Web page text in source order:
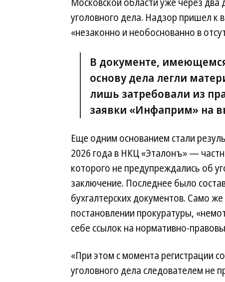
уголовного дела. Надзор пришел к
«незаконно и необоснованно в
В документе,
основу дела легли
лишь затребовали из
заявки «Инфаприм» на
Еще одним основанием стали
2026 года в НКЦ «Эталонъ» —
которого не предупреждались об
заключение. Последнее было
бухгалтерских документов. Само
постановлении прокуратуры,
себе ссылок на нормативно-
«При этом с момента регистрации
уголовного дела следователем не